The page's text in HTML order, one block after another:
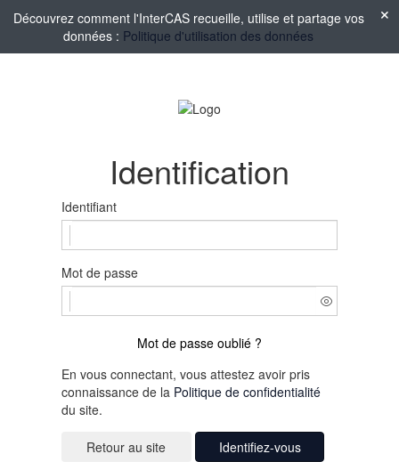
Découvrez comment l'InterCAS recueille, utilise et partage vos
données : Politique d'utilisation des données
Identification
Identifiant
Mot de passe
Mot de passe oublié ?
En vous connectant, vous attestez avoir pris
connaissance de la Politique de confidentialité
du site.
Identifiez-vous